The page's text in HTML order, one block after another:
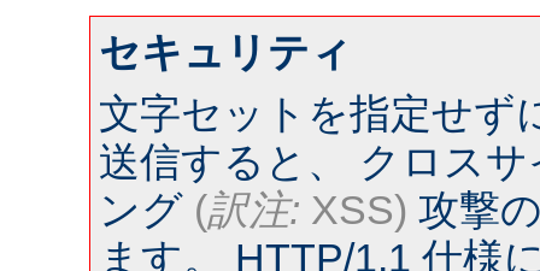
セキュリティ
文字セットを指定せず
送信すると、 クロス
ング (訳注: XSS) 攻撃
ます。 HTTP/1.1 仕様